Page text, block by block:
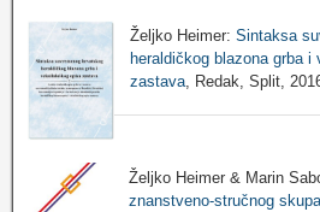
Željko Heimer: Sintaksa
heraldičkog blazona grba
zastava, Redak, Split,
Željko Heimer & Marin
znanstveno-stručnog